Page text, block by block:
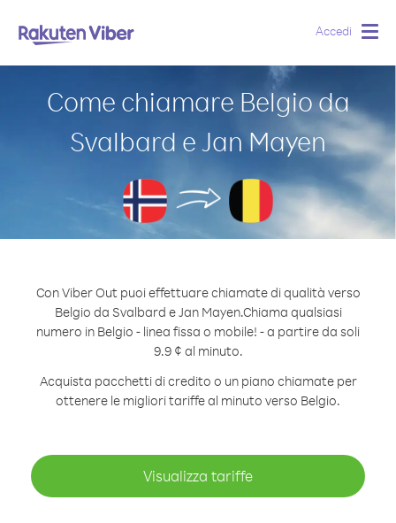
Accedi
Come chiamare Belgio da
Svalbard e Jan Mayen
Con Viber Out puoi effettuare chiamate di qualità verso
Belgio da Svalbard e Jan Mayen.Chiama qualsiasi
numero in Belgio - linea fissa o mobile! - a partire da soli
9.9 ¢ al minuto.
Acquista pacchetti di credito o un piano chiamate per
ottenere le migliori tariffe al minuto verso Belgio.
Visualizza tariffe